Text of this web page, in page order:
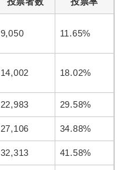
9,050 11.65%
14,002 18.02%
22,983 29.58%
27,106 34.88%
32,313 41.58%